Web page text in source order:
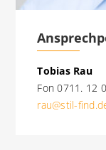
Tobias Rau
Fon 0711. 12
rau@stil-